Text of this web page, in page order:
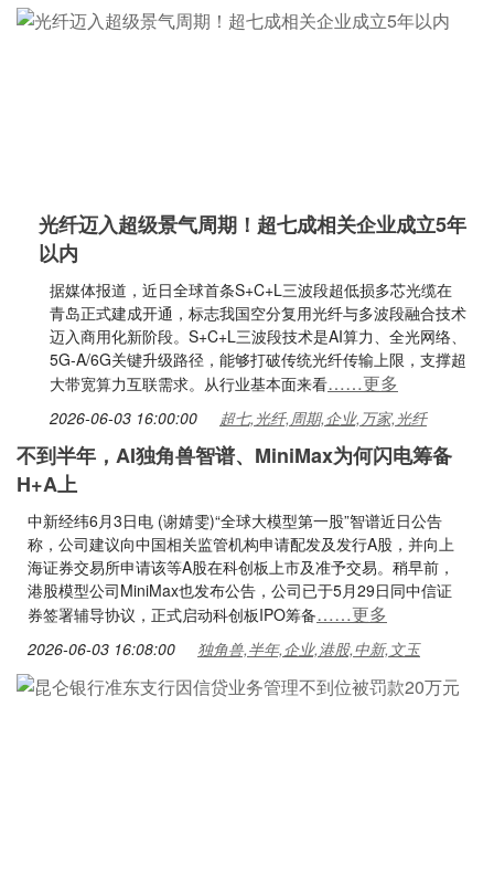
光纤迈入超级景气周期！超七成相关企业成立5年
以内
据媒体报道，近日全球首条S+C+L三波段超低损多芯光缆在
青岛正式建成开通，标志我国空分复用光纤与多波段融合技术
迈入商用化新阶段。S+C+L三波段技术是AI算力、全光网络、
5G-A/6G关键升级路径，能够打破传统光纤传输上限，支撑超
大带宽算力互联需求。从行业基本面来看……更多
2026-06-03 16:00:00 超七,光纤,周期,企业,万家,光纤
不到半年，AI独角兽智谱、MiniMax为何闪电筹备
H+A上
中新经纬6月3日电 (谢婧雯)“全球大模型第一股”智谱近日公告
称，公司建议向中国相关监管机构申请配发及发行A股，并向上
海证券交易所申请该等A股在科创板上市及准予交易。稍早前，
港股模型公司MiniMax也发布公告，公司已于5月29日同中信证
券签署辅导协议，正式启动科创板IPO筹备……更多
2026-06-03 16:08:00 独角兽,半年,企业,港股,中新,文玉